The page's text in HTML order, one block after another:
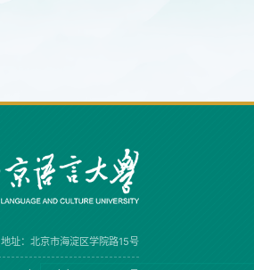
地址：北京市海淀区学院路15号